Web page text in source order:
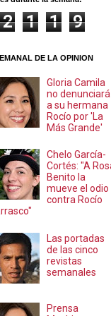
2 1 1
9
DE LA OPINION
Gloria Camila
no denunciará
a su hermana
Rocío por 'La
Más Grande'
Chelo García-
Cortés: "A
Benito la
mueve el odio
contra Rocío
Las portadas
de las cinco
revistas
semanales
Prensa